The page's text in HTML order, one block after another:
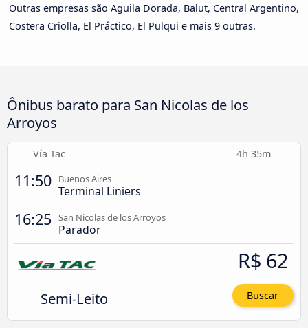
Outras empresas são Aguila Dorada, Balut, Central Argentino,
Costera Criolla, El Práctico, El Pulqui e mais 9 outras.
Ônibus barato para San Nicolas de los
Arroyos
Vía Tac 4h 35m
11:50 Buenos Aires
Terminal Liniers
16:25 San Nicolas de los Arroyos
Parador
Semi-Leito
R$ 62
Buscar